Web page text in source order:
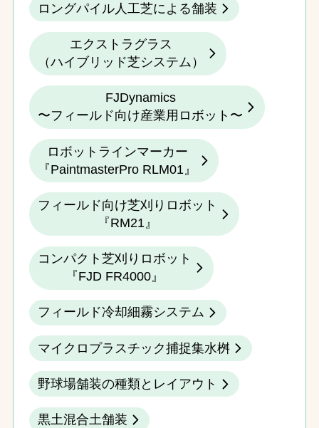
ロングパイル人工芝による舗装
エクストラグラス
（ハイブリッド芝システム）
FJDynamics
〜フィールド向け産業用ロボット〜
ロボットラインマーカー
『PaintmasterPro RLM01』
フィールド向け芝刈りロボット
『RM21』
コンパクト芝刈りロボット
『FJD FR4000』
フィールド冷却細霧システム
マイクロプラスチック捕捉集水桝
野球場舗装の種類とレイアウト
黒土混合土舗装